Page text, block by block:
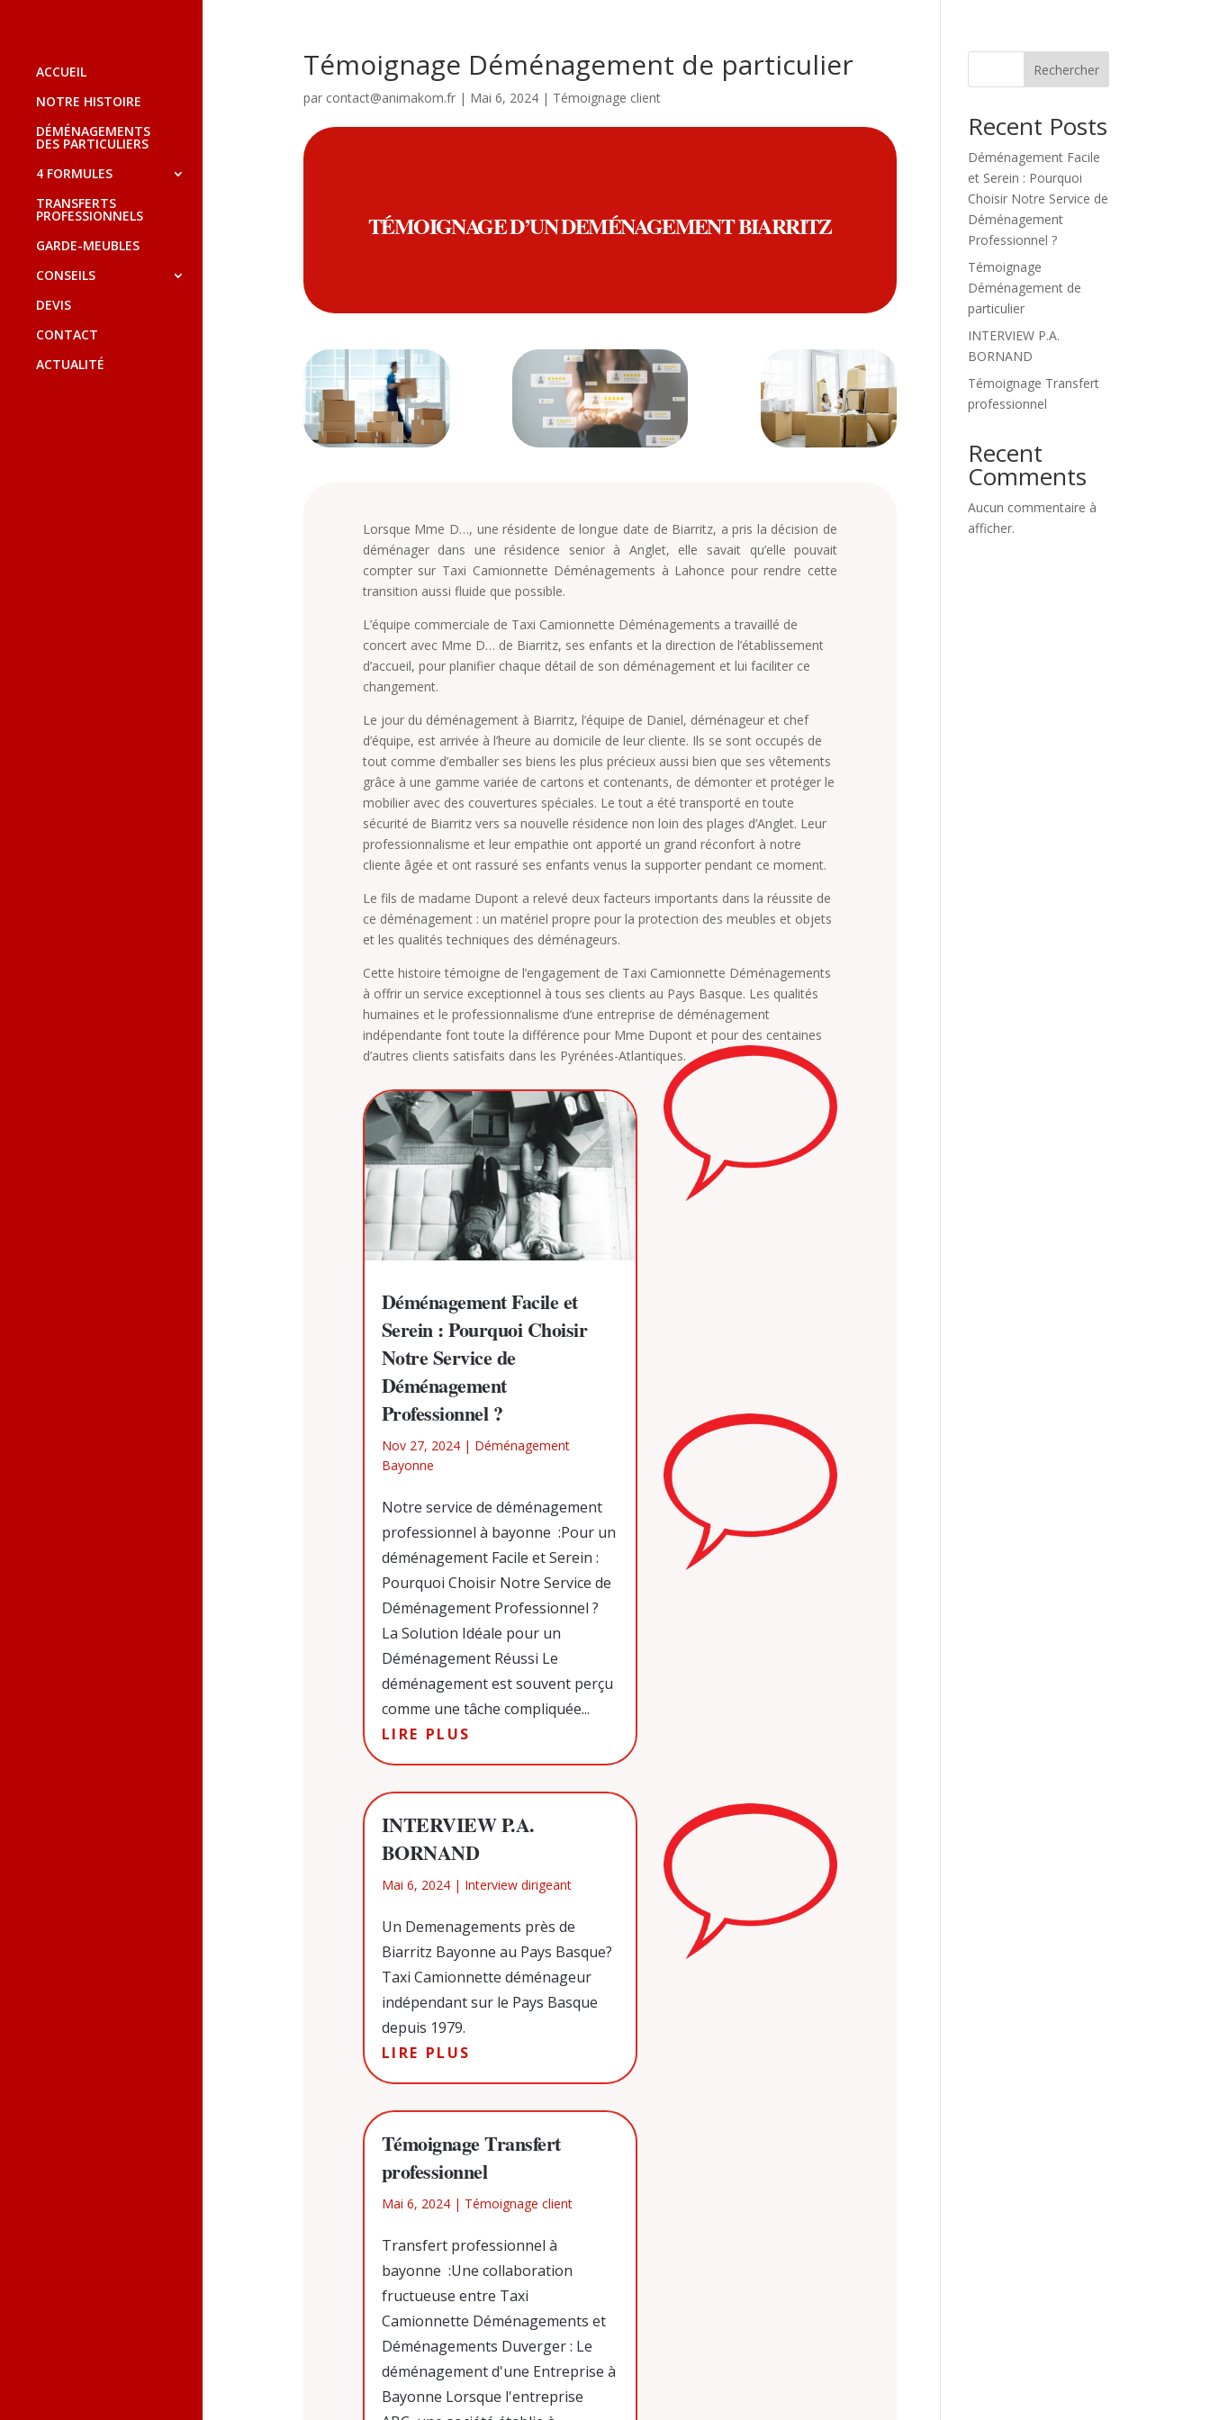
ACCUEIL
NOTRE HISTOIRE
DÉMÉNAGEMENTS
DES PARTICULIERS
4 FORMULES
TRANSFERTS
PROFESSIONNELS
GARDE-MEUBLES
CONSEILS
DEVIS
CONTACT
ACTUALITÉ
Témoignage Déménagement de particulier
par contact@animakom.fr| Mai 6, 2024| Témoignage client
TÉMOIGNAGE D’UN DEMÉNAGEMENT BIARRITZ
Lorsque Mme D…, une résidente de longue date de Biarritz, a pris la décision de
déménager dans une résidence senior à Anglet, elle savait qu’elle pouvait
compter sur Taxi Camionnette Déménagements à Lahonce pour rendre cette
transition aussi fluide que possible.
L’équipe commerciale de Taxi Camionnette Déménagements a travaillé de
concert avec Mme D… de Biarritz, ses enfants et la direction de l’établissement
d’accueil, pour planifier chaque détail de son déménagement et lui faciliter ce
changement.
Le jour du déménagement à Biarritz, l’équipe de Daniel, déménageur et chef
d’équipe, est arrivée à l’heure au domicile de leur cliente. Ils se sont occupés de
tout comme d’emballer ses biens les plus précieux aussi bien que ses vêtements
grâce à une gamme variée de cartons et contenants, de démonter et protéger le
mobilier avec des couvertures spéciales. Le tout a été transporté en toute
sécurité de Biarritz vers sa nouvelle résidence non loin des plages d’Anglet. Leur
professionnalisme et leur empathie ont apporté un grand réconfort à notre
cliente âgée et ont rassuré ses enfants venus la supporter pendant ce moment.
Le fils de madame Dupont a relevé deux facteurs importants dans la réussite de
ce déménagement : un matériel propre pour la protection des meubles et objets
et les qualités techniques des déménageurs.
Cette histoire témoigne de l’engagement de Taxi Camionnette Déménagements
à offrir un service exceptionnel à tous ses clients au Pays Basque. Les qualités
humaines et le professionnalisme d’une entreprise de déménagement
indépendante font toute la différence pour Mme Dupont et pour des centaines
d’autres clients satisfaits dans les Pyrénées-Atlantiques.
Déménagement Facile et
Serein : Pourquoi Choisir
Notre Service de
Déménagement
Professionnel ?
Nov 27, 2024| Déménagement
Bayonne
Notre service de déménagement
professionnel à bayonne :Pour un
déménagement Facile et Serein :
Pourquoi Choisir Notre Service de
Déménagement Professionnel ?
La Solution Idéale pour un
Déménagement Réussi Le
déménagement est souvent perçu
comme une tâche compliquée...
LIRE PLUS
INTERVIEW P.A.
BORNAND
Mai 6, 2024| Interview dirigeant
Un Demenagements près de
Biarritz Bayonne au Pays Basque?
Taxi Camionnette déménageur
indépendant sur le Pays Basque
depuis 1979.
LIRE PLUS
Témoignage Transfert
professionnel
Mai 6, 2024| Témoignage client
Transfert professionnel à
bayonne :Une collaboration
fructueuse entre Taxi
Camionnette Déménagements et
Déménagements Duverger : Le
déménagement d'une Entreprise à
Bayonne Lorsque l'entreprise
Rechercher
Recent Posts
Déménagement Facile
et Serein : Pourquoi
Choisir Notre Service de
Déménagement
Professionnel ?
Témoignage
Déménagement de
particulier
INTERVIEW P.A.
BORNAND
Témoignage Transfert
professionnel
Recent
Comments
Aucun commentaire à
afficher.